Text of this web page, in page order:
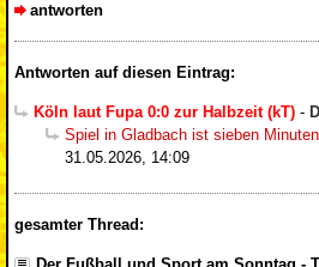
antworten
Antworten auf diesen Eintrag:
Köln laut Fupa 0:0 zur Halbzeit (kT) -
Spiel in Gladbach ist sieben
31.05.2026, 14:09
gesamter Thread: